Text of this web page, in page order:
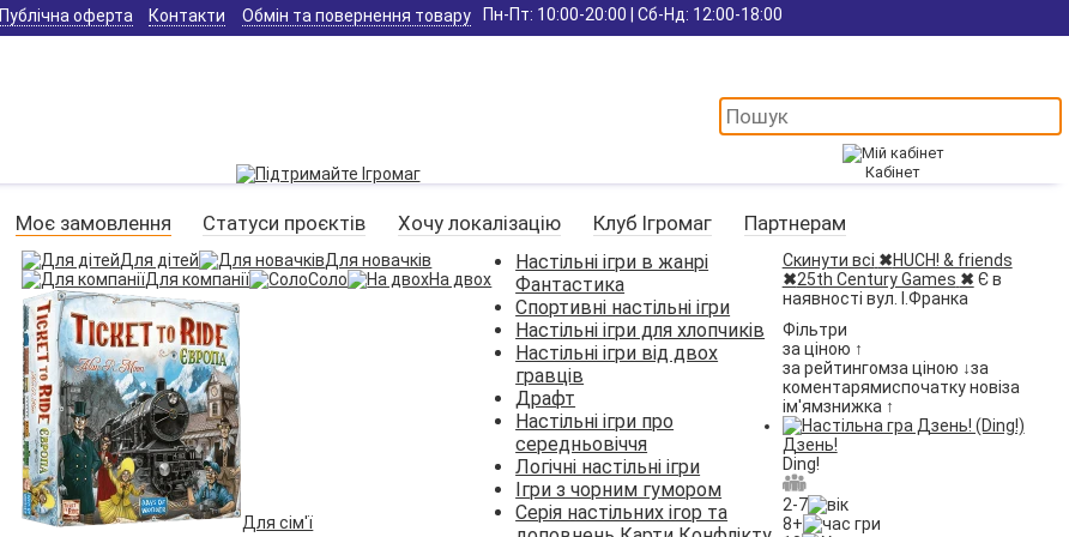
Публічна оферта Контакти Обмін та повернення товару Пн-Пт: 10:00-20:00 | Сб-Нд: 12:00-18:00
Кабінет
Моє замовлення Статуси проєктів Хочу локалізацію Клуб Ігромаг Партнерам
Для дітей
Для новачків
Для компанії
Соло На двох
Для сім'ї
Настільні ігри в жанрі
Фантастика
Спортивні настільні ігри
Настільні ігри для хлопчиків
Настільні ігри від двох
гравців
Драфт
Настільні ігри про
середньовіччя
Логічні настільні ігри
Ігри з чорним гумором
Серія настільних ігор та
Скинути всі ✖HUCH! & friends
✖25th Century Games ✖ Є в
наявності вул. І.Франка
Фільтри
за ціною ↑
за рейтингомза ціною ↓за
коментарямиспочатку новіза
ім'ямзнижка ↑
Дзень!
Ding!
2-7
8+